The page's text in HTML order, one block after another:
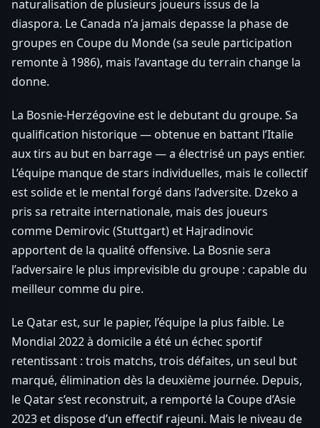
naturalisation de plusieurs joueurs issus de la
diaspora. Le Canada n’a jamais depasse la phase de
groupes en Coupe du Monde (sa seule participation
remonte à 1986), mais l’avantage du terrain change la
donne.
La Bosnie-Herzégovine est le debutant du groupe. Sa
qualification historique — obtenue en battant l’Italie
aux tirs au but en barrage — a électrisé un pays entier.
L’équipe manque de stars individuelles, mais le collectif
est solide et le mental forgé dans l’adversite. Dzeko a
pris sa retraite internationale, mais des joueurs
comme Demirovic (Stuttgart) et Hajradinovic
apportent de la qualité offensive. La Bosnie sera
l’adversaire le plus imprevisible du groupe : capable du
meilleur comme du pire.
Le Qatar est, sur le papier, l’équipe la plus faible. Le
Mondial 2022 à domicile a été un échec sportif
retentissant : trois matchs, trois défaites, un seul but
marqué, élimination dès la deuxième journée. Depuis,
le Qatar s’est reconstruit, a remporté la Coupe d’Asie
2023 et dispose d’un effectif rajeuni. Mais le niveau de